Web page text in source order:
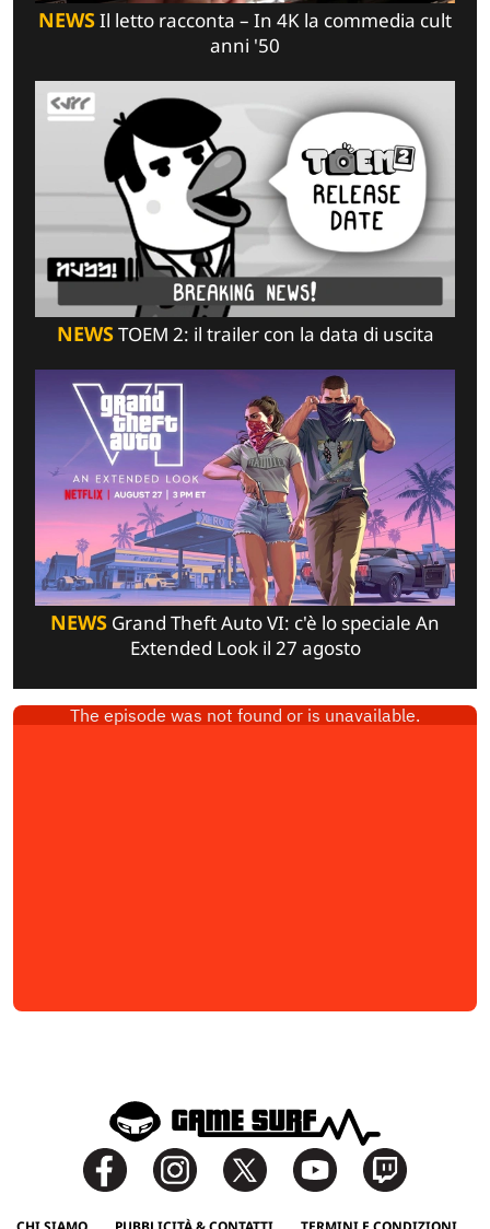
NEWSIl letto racconta – In 4K la commedia cult
anni '50
NEWSTOEM 2: il trailer con la data di uscita
NEWS Grand Theft Auto VI: c'è lo speciale An
Extended Look il 27 agosto